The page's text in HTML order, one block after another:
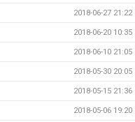
2018-06-27 21:22
2018-06-20 10:35
2018-06-10 21:05
2018-05-30 20:05
2018-05-15 21:36
2018-05-06 19:20